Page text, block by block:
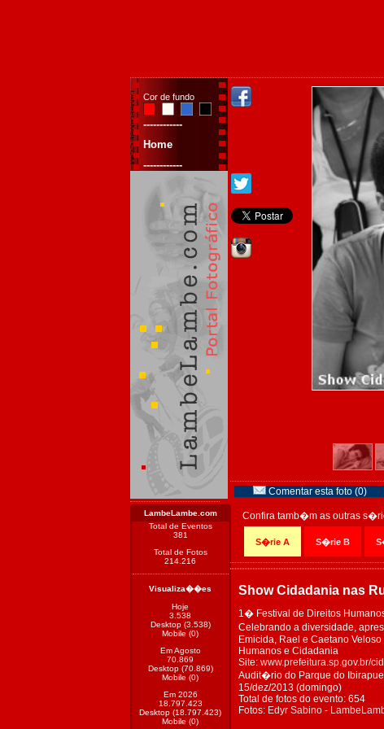
Cor de fundo
------------
Home
------------
LambeLambe.com
Total de Eventos
381
Total de Fotos
214.216
Visualiza��es
Hoje
3.538
Desktop (3.538)
Mobile (0)
Em Agosto
70.869
Desktop (70.869)
Mobile (0)
Em 2026
18.797.423
Desktop (18.797.423)
Mobile (0)
Comentar esta foto (0)
Confira tamb�m as outras
S�rie A S�rie B
Show Cidadania nas
1� Festival de Direitos
Celebrando a diversidade,
Emicida, Rael e Caetano
Humanos e Cidadania
Site: www.prefeitura.sp.gov.br/
Audit�rio do Parque do
15/dez/2013 (domingo)
Total de fotos do evento: 654
Fotos: Edyr Sabino -